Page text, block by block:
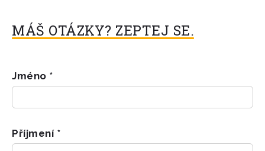
MÁŠ OTÁZKY? ZEPTEJ SE.
Jméno *
Příjmení *